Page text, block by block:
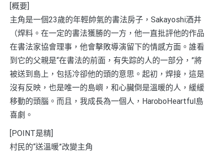
[概要]
主角是一個23歲的年輕帥氣的書法房子，Sakayoshi酒井
（焊料。在一定的書法獲勝的一方，他一直批評他的作品
在書法家協會理事，他會擊敗導演留下的情感方面。誰看
到它的父親是“在書法的前面，有失踪的人的一部分，”將
被送到島上，包括冷卻他的頭的意思。起初，焊接，這是
沒有反映，也是唯一的島嶼，和心臟倒是溫暖的人，緩緩
移動的頭腦。而且，我成長為一個人，HaroboHeartful島
喜劇。
[POINT是精]
村民的“送溫暖”改變主角